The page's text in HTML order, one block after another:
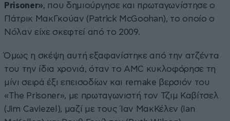
Prisoner», που δημιούργησε και πρωταγωνίστησε ο
Πάτρικ ΜακΓκούαν (Patrick McGoohan), το οποίο ο
Νόλαν είχε σκεφτεί από το 2009.
Όμως η σκέψη αυτή εξαφανίστηκε από την ατζέντα
του την ίδια χρονιά, όταν το AMC κυκλοφόρησε τη
μίνι σειρά έξι επεισοδίων και remake βερσιόν του
«The Prisoner», με πρωταγωνιστή τον Τζιμ Καβίτσελ
(Jim Caviezel), μαζί με τους Ίαν ΜακΚέλεν (Ian